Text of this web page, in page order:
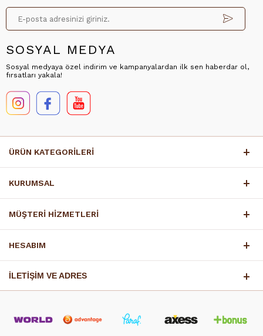
SOSYAL MEDYA
Sosyal medyaya özel indirim ve kampanyalardan ilk sen haberdar ol,
fırsatları yakala!
ÜRÜN KATEGORİLERİ
KURUMSAL
MÜŞTERİ HİZMETLERİ
HESABIM
İLETİŞİM VE ADRES